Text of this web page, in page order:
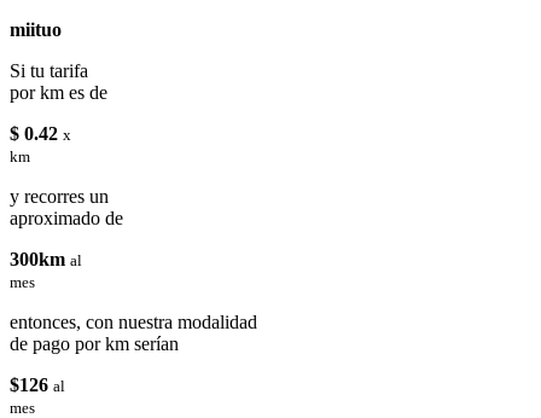
miituo
Si tu tarifa
por km es de
$ 0.42 x
km
y recorres un
aproximado de
300km al
mes
entonces, con nuestra modalidad
de pago por km serían
$126 al
mes